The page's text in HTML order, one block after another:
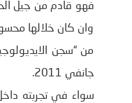
فهو قادم من جيل
وان كان خلالها
جانفي 2011.
سواء في تجربته